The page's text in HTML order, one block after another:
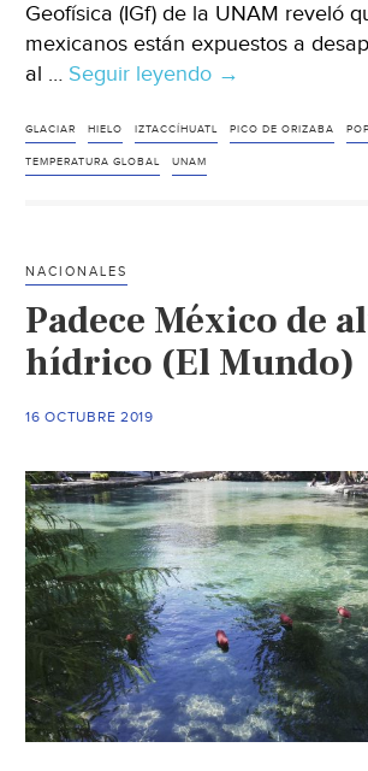
Geofísica (IGf) de la UNAM reveló
mexicanos están expuestos a
al … Seguir leyendo México:
en
40)
→
GLACIAR HIELO IZTACCÍHUATL PICO DE ORIZABA
TEMPERATURA GLOBAL UNAM
NACIONALES
Padece México de
hídrico (El Mundo)
16 OCTUBRE 2019